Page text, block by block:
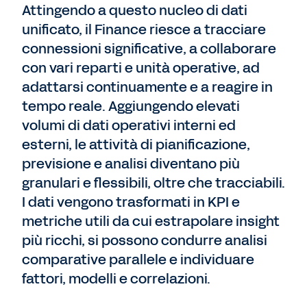
Attingendo a questo nucleo di dati
unificato, il Finance riesce a tracciare
connessioni significative, a collaborare
con vari reparti e unità operative, ad
adattarsi continuamente e a reagire in
tempo reale. Aggiungendo elevati
volumi di dati operativi interni ed
esterni, le attività di pianificazione,
previsione e analisi diventano più
granulari e flessibili, oltre che tracciabili.
I dati vengono trasformati in KPI e
metriche utili da cui estrapolare insight
più ricchi, si possono condurre analisi
comparative parallele e individuare
fattori, modelli e correlazioni.